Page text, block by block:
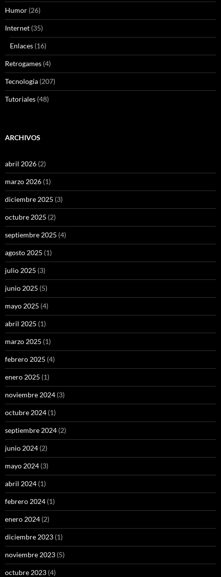
Humor (26)
Internet (35)
Enlaces (16)
Retrogames (4)
Tecnología (207)
Tutoriales (48)
ARCHIVOS
abril 2026 (2)
marzo 2026 (1)
diciembre 2025 (3)
octubre 2025 (2)
septiembre 2025 (4)
agosto 2025 (1)
julio 2025 (3)
junio 2025 (5)
mayo 2025 (4)
abril 2025 (1)
marzo 2025 (1)
febrero 2025 (4)
enero 2025 (1)
noviembre 2024 (3)
octubre 2024 (1)
septiembre 2024 (2)
junio 2024 (2)
mayo 2024 (3)
abril 2024 (1)
febrero 2024 (1)
enero 2024 (2)
diciembre 2023 (1)
noviembre 2023 (5)
octubre 2023 (4)